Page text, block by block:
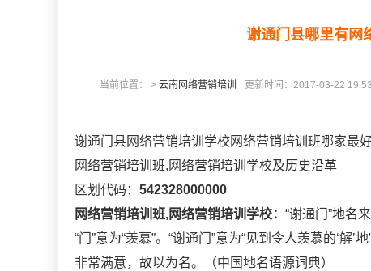
谢通门县哪里有网
当前位置： > 云南网络营销培训 更新时间：2017-03-22
谢通门县网络营销培训学校网络营销培训班哪家最
网络营销培训班,网络营销培训学校及历史沿革
区划代码： 542328000000
网络营销培训班,网络营销培训学校： “谢通门”地名
“门”意为“羡慕”。“谢通门”意为“见到令人羡慕的‘解
非常满意，故以为名。（中国地名语源词典）